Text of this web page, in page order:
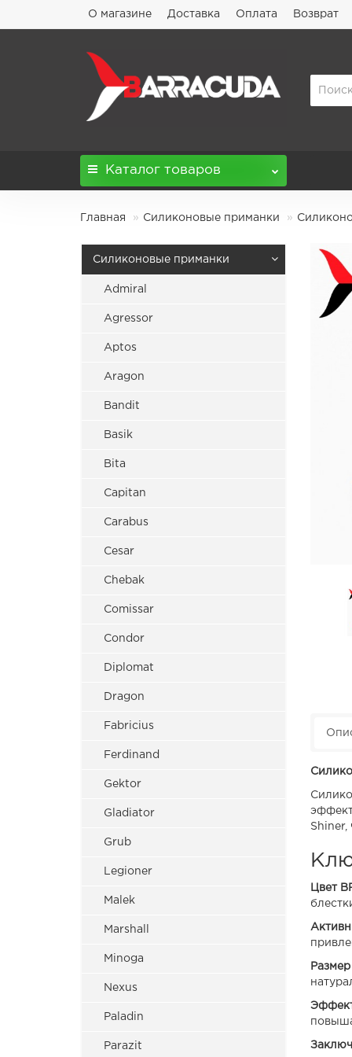
О магазине Доставка Оплата Возврат
Каталог товаров
Главная Силиконовые приманки
Силиконовые приманки
Admiral
Agressor
Aptos
Aragon
Bandit
Basik
Bita
Capitan
Carabus
Cesar
Chebak
Comissar
Condor
Diplomat
Dragon
Fabricius
Ferdinand
Gektor
Gladiator
Grub
Legioner
Malek
Marshall
Minoga
Nexus
Paladin
Parazit
Shiner,
Цвет